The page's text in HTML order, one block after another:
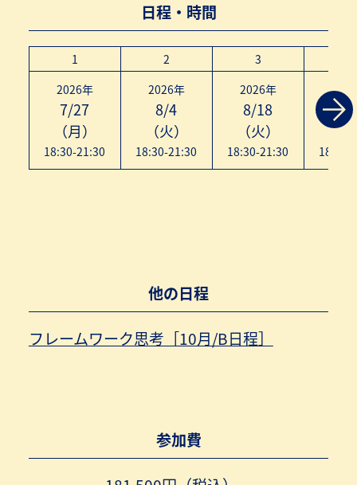
日程・時間
1 2 3
2026年
7/27
（月）
18:30-21:30
2026年
8/4
（火）
18:30-21:30
2026年
8/18
（火）
18:30-21:30
8/
（
18:30-
他の日程
フレームワーク思考［10月/B日程］
参加費